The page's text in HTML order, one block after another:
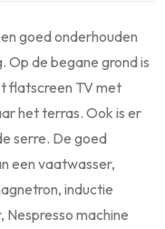
goed onderhouden
Op de begane grond is
flatscreen TV met
het terras. Ook is er
serre. De goed
een vaatwasser,
inductie
machine